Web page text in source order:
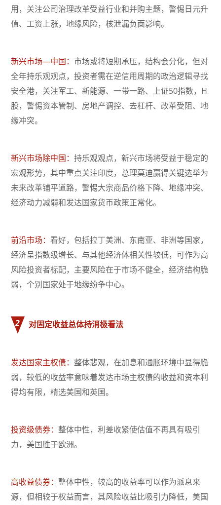
用，关注公司治理改革受益行业和并购主题，警惕日元升
值、工资上涨，地缘风险，核泄漏负面影响。
新兴市场—中国：市场或将短期承压，结构会分化，但对
全年持乐观观点，投资者需在逆信用周期的政治逻辑寻找
安全港，关注军工、新能源、一带一路、上证50指数，H
股，警惕资本管制、房地产调控、去杠杆、改革受阻、地
缘冲突。
新兴市场除中国：持乐观观点，新兴市场将受益于稳定的
宏观形势，其中重点关注印度，总理莫迪赢得关键选举为
未来改革铺平道路，警惕大宗商品价格下降、地缘冲突、
经济动力减弱和发达国家货币政策正常化。
前沿市场：看好，包括拉丁美洲、东南亚、非洲等国家，
经济呈指数级增长、与其他经济体相关性较低，可作为高
风险投资者标配，主要风险在于市场不健全，经济结构脆
弱，个别国家处于地缘纷争中心。
2 对固定收益总体持消极看法
发达国家主权债： 整体悲观，在加息和通胀环境中显得脆
弱，较低的收益率意味着发达市场主权债的收益和资本利
得均有限，精选美国和英国。
投资级债券： 整体中性，利差收紧使估值不再具有吸引
力，美国胜于欧洲。
高收益债券： 整体中性，较高的收益率可以作为派息来
源，但相较于权益而言，其风险收益比吸引力降低，美国